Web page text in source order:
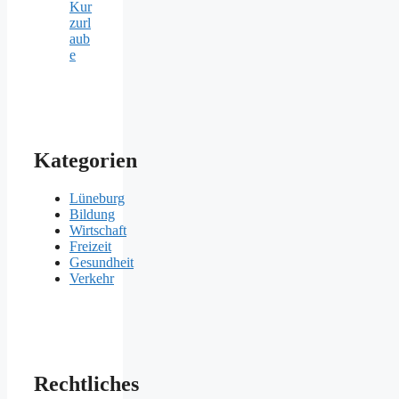
Kur
zurl
aub
e
Kategorien
Lüneburg
Bildung
Wirtschaft
Freizeit
Gesundheit
Verkehr
Rechtliches